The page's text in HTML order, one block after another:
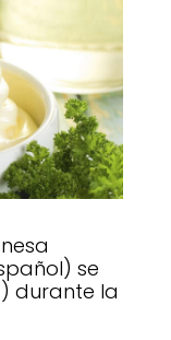
se
durante la